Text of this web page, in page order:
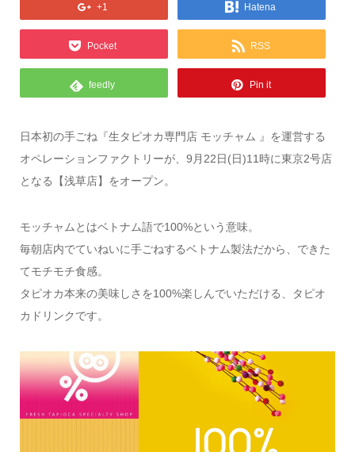
+1 Hatena
Pocket RSS
feedly Pin it
日本初の手ごね『生タピオカ専門店 モッチャム 』を運営する
オペレーションファクトリーが、9月22日(日)11時に東京2号店
となる【浅草店】をオープン。
モッチャムとはベトナム語で100%という意味。
毎朝店内でていねいに手ごねするベトナム製法だから、できた
てモチモチ食感。
タピオカ本来の美味しさを100%楽しんでいただける、タピオ
カドリンクです。